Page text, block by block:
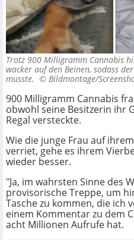
Trotz 900 Milligramm Cannabis
wacker auf den Beinen, sodass
musste. © Bildmontage/
900 Milligramm Cannabis
obwohl seine Besitzerin ihr
Regal versteckte.
Wie die junge Frau auf
verriet, gehe es ihrem
wieder besser.
"Ja, im wahrsten Sinne des
provisorische Treppe, um
Tasche zu kommen, die ich
einem Kommentar zu dem
acht Millionen Aufrufe hat.